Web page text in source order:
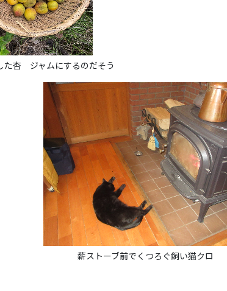
杏 ジャムにするのだそう 畳の
薪ストーブ前でくつろぐ飼い猫クロ